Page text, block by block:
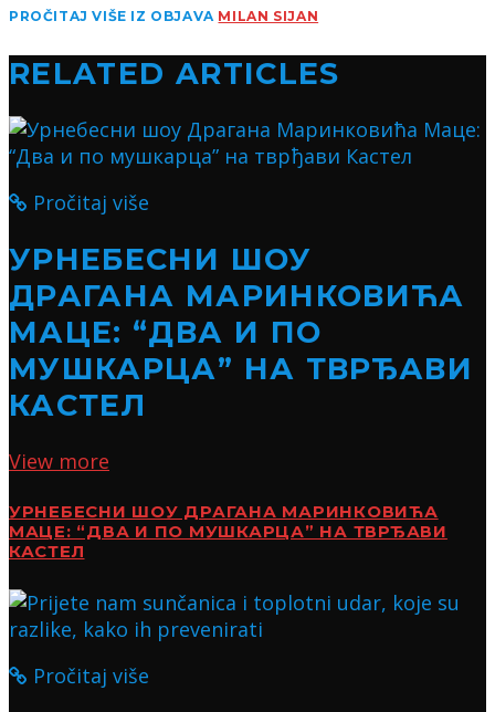
PROČITAJ VIŠE IZ OBJAVA MILAN SIJAN
RELATED ARTICLES
Pročitaj više
УРНЕБЕСНИ ШОУ
ДРАГАНА МАРИНКОВИЋА
МАЦЕ: “ДВА И ПО
МУШКАРЦА” НА ТВРЂАВИ
КАСТЕЛ
View more
УРНЕБЕСНИ ШОУ ДРАГАНА МАРИНКОВИЋА
МАЦЕ: “ДВА И ПО МУШКАРЦА” НА ТВРЂАВИ
КАСТЕЛ
Pročitaj više